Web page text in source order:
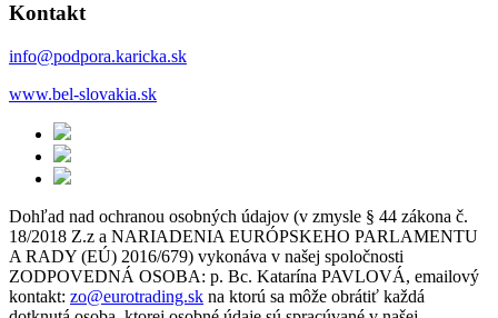
Kontakt
info@podpora.karicka.sk
www.bel-slovakia.sk
Dohľad nad ochranou osobných údajov (v zmysle § 44 zákona č.
18/2018 Z.z a NARIADENIA EURÓPSKEHO PARLAMENTU
A RADY (EÚ) 2016/679) vykonáva v našej spoločnosti
ZODPOVEDNÁ OSOBA: p. Bc. Katarína PAVLOVÁ, emailový
kontakt: zo@eurotrading.sk na ktorú sa môže obrátiť každá